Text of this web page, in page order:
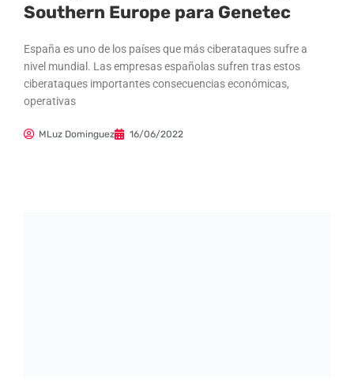
Southern Europe para Genetec
España es uno de los países que más ciberataques sufre a
nivel mundial. Las empresas españolas sufren tras estos
ciberataques importantes consecuencias económicas,
operativas
MLuz Dominguez 16/06/2022